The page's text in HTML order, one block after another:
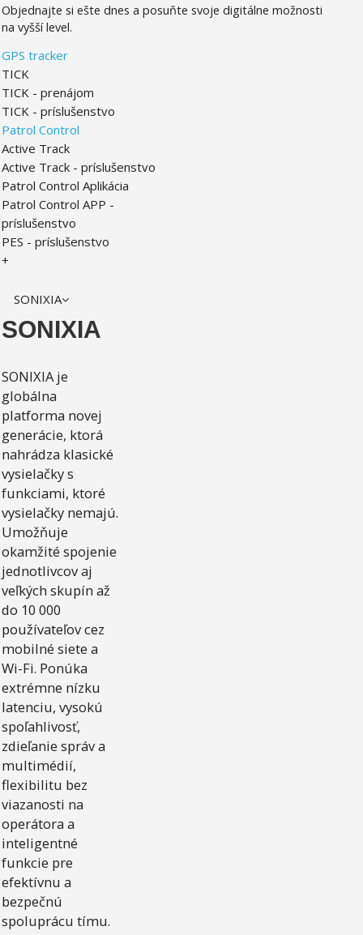
Objednajte si ešte dnes a posuňte svoje digitálne možnosti
na vyšší level.
GPS tracker
TICK
TICK - prenájom
TICK - príslušenstvo
Patrol Control
Active Track
Active Track - príslušenstvo
Patrol Control Aplikácia
Patrol Control APP -
príslušenstvo
PES - príslušenstvo
+
SONIXIA
SONIXIA
SONIXIA je
globálna
platforma novej
generácie, ktorá
nahrádza klasické
vysielačky s
funkciami, ktoré
vysielačky nemajú.
Umožňuje
okamžité spojenie
jednotlivcov aj
veľkých skupín až
do 10 000
používateľov cez
mobilné siete a
Wi-Fi. Ponúka
extrémne nízku
latenciu, vysokú
spoľahlivosť,
zdieľanie správ a
multimédií,
flexibilitu bez
viazanosti na
operátora a
inteligentné
funkcie pre
efektívnu a
bezpečnú
spoluprácu tímu.